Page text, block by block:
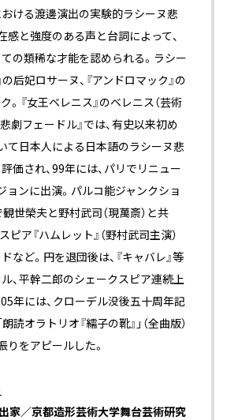
ける渡邊演出の実験的ラシーヌ悲
感と強度のある声と台詞によって、
の類稀な才能を認められる。ラシー
の后妃ロサーヌ、『アンドロマック』の
。『女王ベレニス』のベレニス（芸術
悲劇フェードル』では、有史以来初め
て日本人による日本語のラシーヌ悲
価され、99年には、パリでリニュー
ョンに出演。パルコ能ジャンクショ
観世榮夫と野村武司（現萬斎）と共
ピア『ハムレット』（野村武司主演）
など。円を退団後は、『キャバレ』等
、平幹二郎のシェークスピア連続上
年には、クローデル没後五十周年記
読オラトリオ『繻子の靴』」（全曲版）
りをアピールした。
家／京都造形芸術大学舞台芸術研究